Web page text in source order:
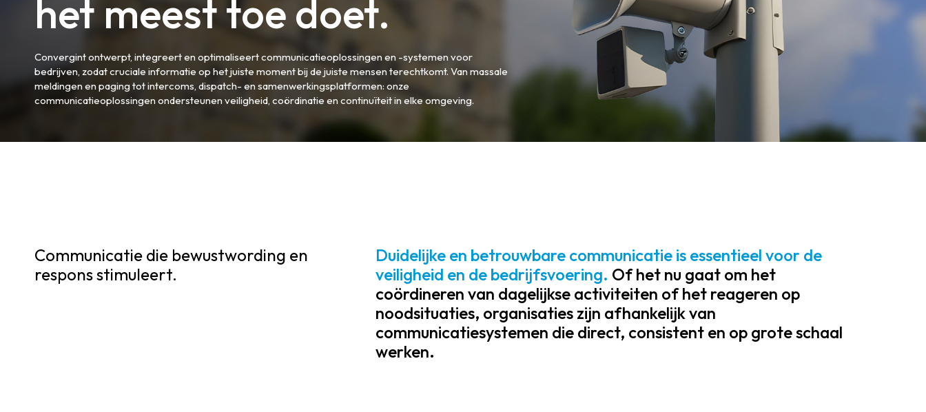
het meest toe doet.
Convergint ontwerpt, integreert en optimaliseert communicatieoplossingen en -systemen voor
bedrijven, zodat cruciale informatie op het juiste moment bij de juiste mensen terechtkomt. Van massale
meldingen en paging tot intercoms, dispatch- en samenwerkingsplatformen: onze
communicatieoplossingen ondersteunen veiligheid, coördinatie en continuïteit in elke omgeving.
Communicatie die bewustwording en
respons stimuleert.
Duidelijke en betrouwbare communicatie is essentieel voor de
veiligheid en de bedrijfsvoering. Of het nu gaat om het
coördineren van dagelijkse activiteiten of het reageren op
noodsituaties, organisaties zijn afhankelijk van
communicatiesystemen die direct, consistent en op grote schaal
werken.